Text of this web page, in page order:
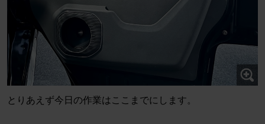
とりあえず今日の作業はここまでにします。